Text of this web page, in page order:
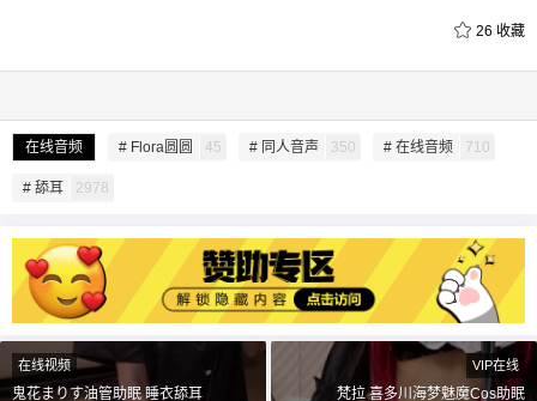
26 收藏
在线音频 # Flora圆圆 45 # 同人音声 350 # 在线音频 710
# 舔耳 2978
在线视频
鬼花まりす油管助眠 睡衣舔耳
VIP在线
梵拉 喜多川海梦魅魔Cos助眠